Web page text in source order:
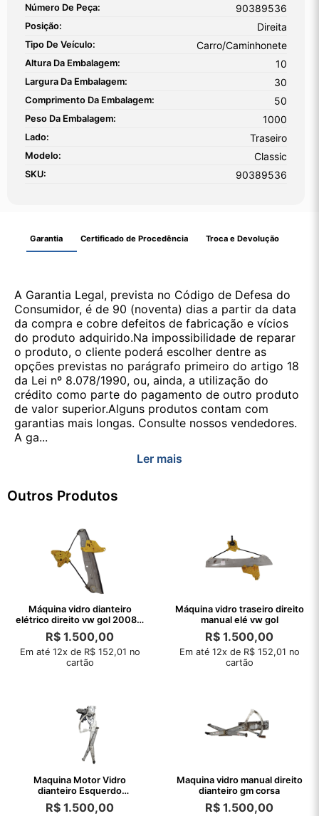
Número De Peça: 90389536
Posição: Direita
Tipo De Veículo: Carro/Caminhonete
Altura Da Embalagem: 10
Largura Da Embalagem: 30
Comprimento Da Embalagem: 50
Peso Da Embalagem: 1000
Lado: Traseiro
Modelo: Classic
SKU: 90389536
Garantia Certificado de Procedência Troca e Devolução
A Garantia Legal, prevista no Código de Defesa do
Consumidor, é de 90 (noventa) dias a partir da data
da compra e cobre defeitos de fabricação e vícios
do produto adquirido.Na impossibilidade de reparar
o produto, o cliente poderá escolher dentre as
opções previstas no parágrafo primeiro do artigo 18
da Lei nº 8.078/1990, ou, ainda, a utilização do
crédito como parte do pagamento de outro produto
de valor superior.Alguns produtos contam com
garantias mais longas. Consulte nossos vendedores.
A ga...
Ler mais
Outros Produtos
Máquina vidro dianteiro
elétrico direito vw gol 2008 S
motor
R$ 1.500,00
Em até 12x de R$ 152,01 no
cartão
Máquina vidro traseiro direito
manual elé vw gol
R$ 1.500,00
Em até 12x de R$ 152,01 no
cartão
Maquina Motor Vidro
dianteiro Esquerdo
Astra94/96
R$ 1.500,00
Maquina vidro manual direito
dianteiro gm corsa
R$ 1.500,00